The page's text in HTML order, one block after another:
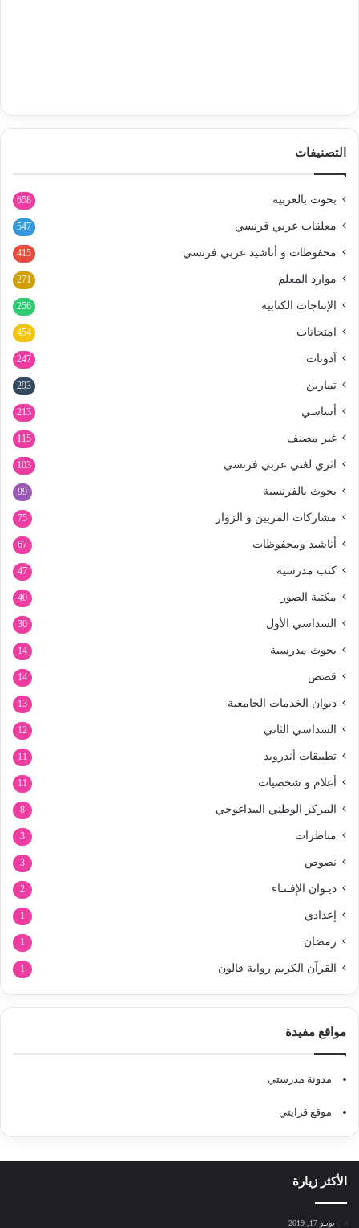
التصنيفات
بحوث بالعربية 658
معلقات عربي فرنسي 547
محفوظات و أناشيد عربي فرنسي 415
موارد المعلم 271
الإنتاجات الكتابية 256
امتحانات 454
آدونات 247
تمارين 293
أساسي 213
غير مصنف 115
اثري لغتي عربي فرنسي 103
بحوث بالفرنسية 99
مشاركات المربين و الزوار 75
أناشيد ومحفوظات 67
كتب مدرسية 47
مكتبة الصور 40
السداسي الأول 30
بحوث مدرسية 14
قصص 14
ديوان الخدمات الجامعية 13
السداسي الثاني 12
تطبيقات أندرويد 11
أعلام و شخصيات 11
المركز الوطني البيداغوجي 8
مناظرات 3
نصوص 3
ديـوان الإفـتـاء 2
إعدادي 1
رمضان 1
القرآن الكريم رواية قالون 1
مواقع مفيدة
مدونة مدرستي
موقع قرايتي
الأكثر زيارة
يونيو 17, 2019